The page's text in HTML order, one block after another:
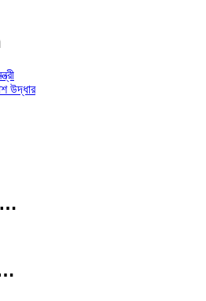
উদ্ধার